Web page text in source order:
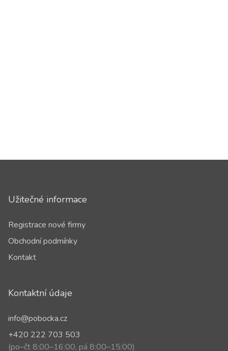
Užitečné informace
Registrace nové firmy
Obchodní podmínky
Kontakt
Kontaktní údaje
info@pobocka.cz
+420 222 703 503
(po–čt 8:00–16:00, pá 8:00–15:00)